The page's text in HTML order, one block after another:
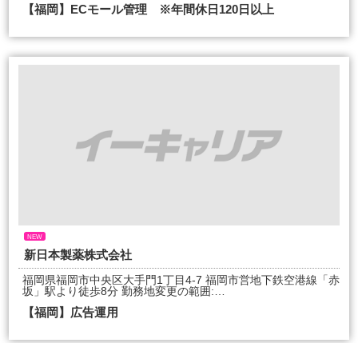
【福岡】ECモール管理 ※年間休日120日以上
NEW
新日本製薬株式会社
福岡県福岡市中央区大手門1丁目4-7 福岡市営地下鉄空港線「赤
坂」駅より徒歩8分 勤務地変更の範囲:…
【福岡】広告運用